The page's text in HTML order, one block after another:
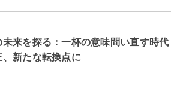
来を探る：一杯の意味問い直す時代
新たな転換点に